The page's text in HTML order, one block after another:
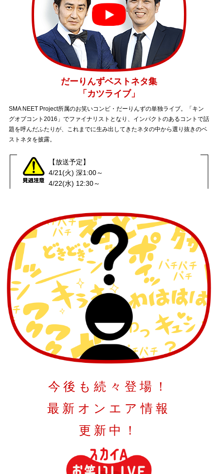
だーりんずベストネタ集
「カツライブ」
SMA NEET Project所属のお笑いコンビ・だーりんずの単独ライブ。「キン
グオブコント2016」でファイナリストとなり、インパクトのあるコントで話
題を呼んだふたりが、これまでに生み出してきたネタの中から選り抜きのベ
ストネタを披露。
【放送予定】
4/21(火) 深1:00～
4/22(水) 12:30～
今後も続々登場！
最新オンエア情報
更新中！